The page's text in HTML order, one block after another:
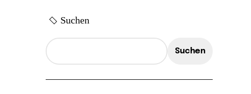
Suchen
Suchen